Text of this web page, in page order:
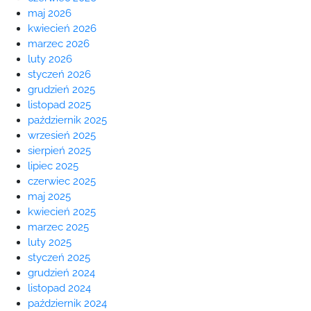
maj 2026
kwiecień 2026
marzec 2026
luty 2026
styczeń 2026
grudzień 2025
listopad 2025
październik 2025
wrzesień 2025
sierpień 2025
lipiec 2025
czerwiec 2025
maj 2025
kwiecień 2025
marzec 2025
luty 2025
styczeń 2025
grudzień 2024
listopad 2024
październik 2024